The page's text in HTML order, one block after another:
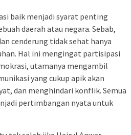
baik menjadi syarat penting
daerah atau negara. Sebab,
cenderung tidak sehat hanya
Hal ini mengingat partisipasi
utamanya mengambil
yang cukup apik akan
dan menghindari konflik. Semua
pertimbangan nyata untuk